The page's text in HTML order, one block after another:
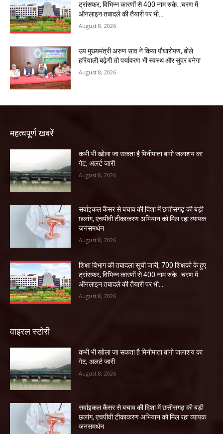
ट्रांसफर, विभिन्न कारणों से 400 नाम रुके…चरण में
ऑनलाइन तबादले की तैयारी पर भी...
August 8, 2026
उप मुख्यमंत्री अरुण साव ने किया पौधारोपण, बोले
हरियाली बढ़ेगी तो पर्यावरण भी स्वस्थ और सुंदर बनेगा
August 8, 2026
महत्वपूर्ण खबरें
कभी भी खोला जा सकता है मिनीमाता बांगो जलाशय का
गेट, अलर्ट जारी
August 8, 2026
सर्वाइकल कैंसर से बचाव की दिशा में छत्तीसगढ़ की बड़ी
छलांग, एचपीवी टीकाकरण अभियान को मिल रहा व्यापक
जनसमर्थन
August 8, 2026
शिक्षा विभाग की तबादला सूची जारी, 700 शिक्षको के हुए
ट्रांसफर, विभिन्न कारणों से 400 नाम रुके…चरण में
ऑनलाइन तबादले की तैयारी पर भी...
August 8, 2026
वाइरल स्टोरी
कभी भी खोला जा सकता है मिनीमाता बांगो जलाशय का
गेट, अलर्ट जारी
August 8, 2026
सर्वाइकल कैंसर से बचाव की दिशा में छत्तीसगढ़ की बड़ी
छलांग, एचपीवी टीकाकरण अभियान को मिल रहा व्यापक
जनसमर्थन